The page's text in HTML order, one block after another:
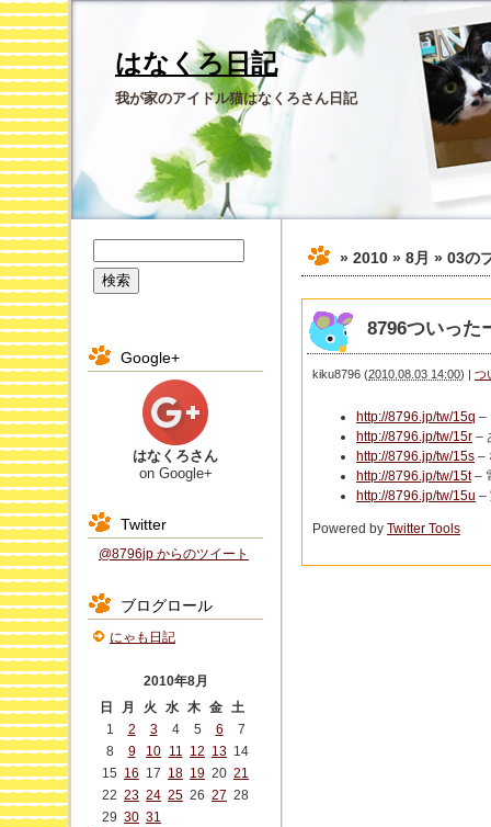
はなくろ日記
我が家のアイドル猫はなくろさん日記
» 2010 » 8月 » 03の
8796ついった
kiku8796 (2010.08.03 14:00) | つ
http://8796.jp/tw/15q –
http://8796.jp/tw/15r –
http://8796.jp/tw/15s –
http://8796.jp/tw/15t–
http://8796.jp/tw/15u –
Powered by Twitter Tools
Google+
はなくろさん
on Google+
Twitter
@8796jp からのツイート
ブログロール
にゃも日記
2010年8月
日
月 火 水 木 金 土
1
2 3 4 5 6
7
8
9 10 11 12 13 14
15 16 17 18 19 20 21
22 23 24 25 26 27 28
29 30 31